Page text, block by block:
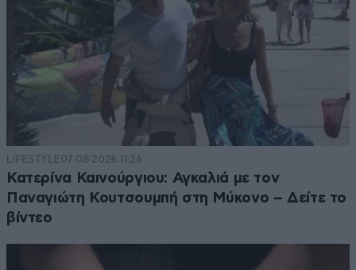
LIFESTYLE07·08·2026 11:26
Κατερίνα Καινούργιου: Αγκαλιά με τον
Παναγιώτη Κουτσουμπή στη Μύκονο – Δείτε το
βίντεο